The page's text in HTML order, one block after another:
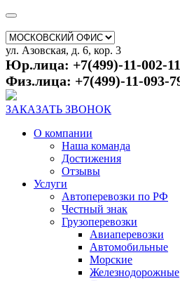
ул. Азовская, д. 6, кор. 3
Юр.лица: +7(499)-11-002-11
Физ.лица: +7(499)-11-093-
ЗАКАЗАТЬ ЗВОНОК
О компании
Наша команда
Достижения
Отзывы
Услуги
Автоперевозки по РФ
Честный знак
Грузоперевозки
Авиаперевозки
Автомобильные
Морские
Железнодорожные